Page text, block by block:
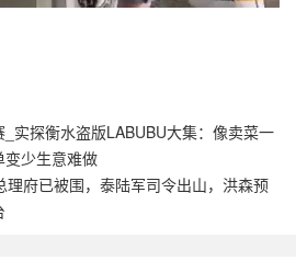
实探衡水盗版LABUBU大集：像卖菜一
少生意难做
理府已被围，泰陆军司令出山，洪森预